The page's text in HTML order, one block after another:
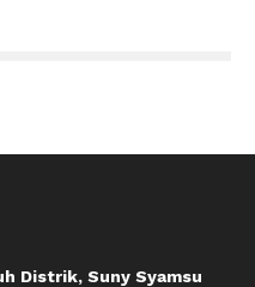
Distrik, Suny Syamsu